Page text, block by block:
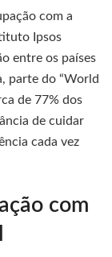
com a
Ipsos
entre os países
parte do “World
de 77% dos
de cuidar
cada vez
com